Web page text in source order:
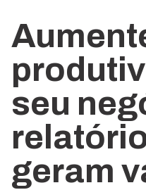
seu
geram